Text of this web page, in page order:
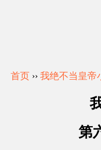
首页 ›› 我绝不当皇帝
第